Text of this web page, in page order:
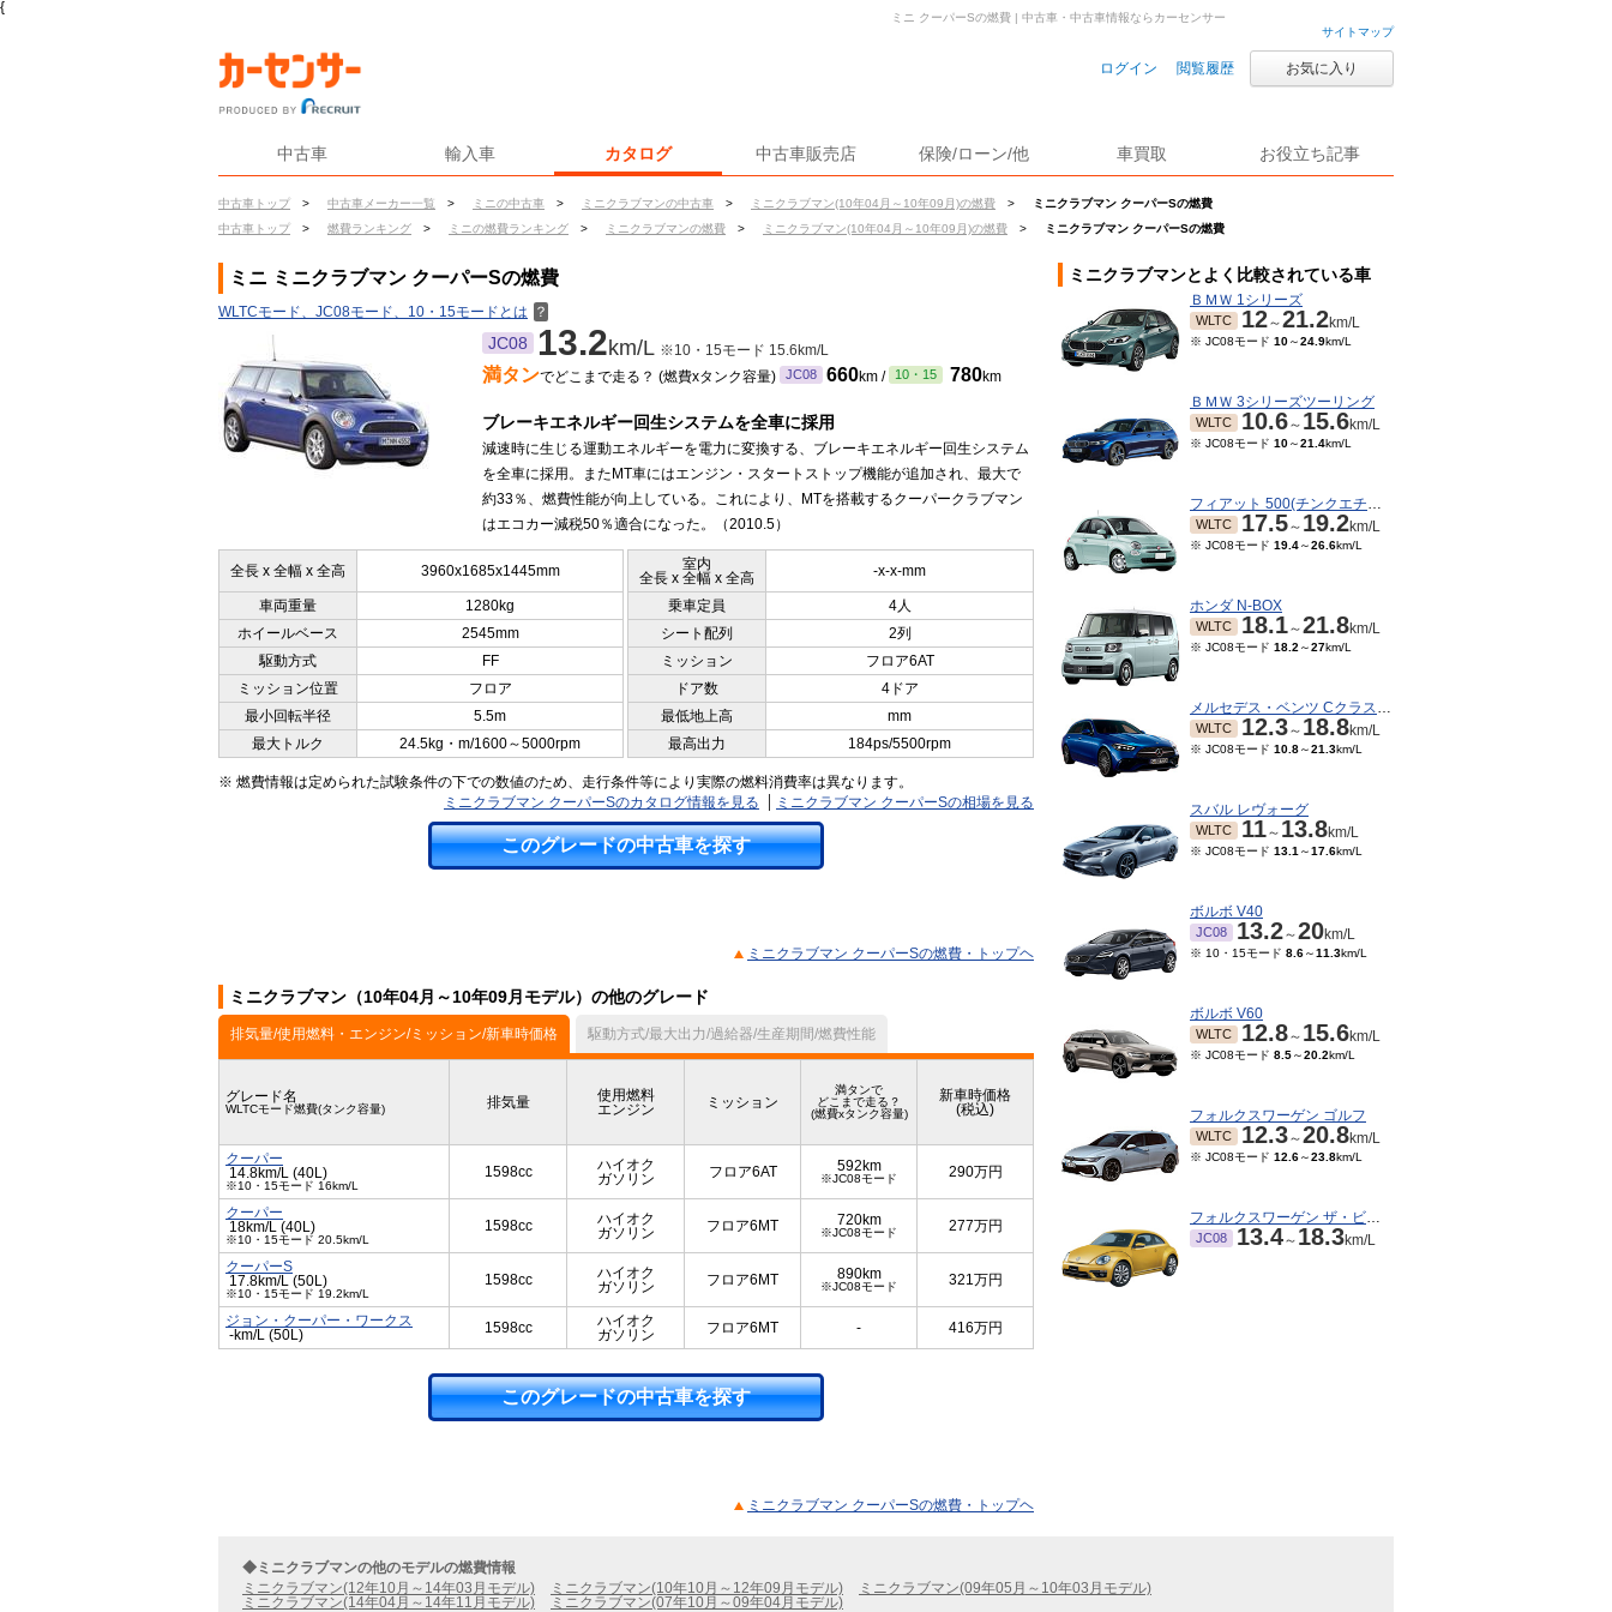
{
サイトマップ
ログイン 閲覧履歴 お気に入り
中古車 輸入車 カタログ 中古車販売店 保険/ローン/他 車買取 お役立ち記事
中古車トップ > 中古車メーカー一覧 > ミニの中古車 > ミニクラブマンの中古車 > ミニクラブマン(10年04月～10年09月)の燃費 >
ミニクラブマン クーパーSの燃費
中古車トップ
> 燃費ランキング > ミニの燃費ランキング > ミニクラブマンの燃費 > ミニクラブマン(10年04月～10年09月)の燃費 > ミニクラブマン クーパーSの燃費
ミニ クーパーSの燃費 | 中古車・中古車情報ならカーセンサー
ミニ ミニクラブマン クーパーSの燃費
WLTCモード、JC08モード、10・15モードとは ？
JC08 13.2km/L ※10・15モード 15.6km/L
満タンでどこまで走る？ (燃費xタンク容量) JC08 660km / 10・15 780km
ブレーキエネルギー回生システムを全車に採用
減速時に生じる運動エネルギーを電力に変換する、ブレーキエネルギー回生システム
を全車に採用。またMT車にはエンジン・スタートストップ機能が追加され、最大で
約33％、燃費性能が向上している。これにより、MTを搭載するクーパークラブマン
はエコカー減税50％適合になった。（2010.5）
全長 x 全幅 x 全高 3960x1685x1445mm
室内
全長 x 全幅 x 全高
-x-x-mm
車両重量 1280kg 乗車定員
4人
ホイールベース
2545mm シート配列
2列
駆動方式
FF ミッション
フロア6AT
ミッション位置
フロア ドア数
4ドア
最小回転半径
5.5m 最低地上高
mm
最大トルク
24.5kg・m/1600～5000rpm 最高出力 184ps/5500rpm
※ 燃費情報は定められた試験条件の下での数値のため、走行条件等により実際の燃料消費率は異なります。
ミニクラブマン クーパーSのカタログ情報を見る
ミニクラブマン クーパーSの相場を見る
このグレードの中古車を探す
ミニクラブマン クーパーSの燃費・トップヘ
ミニクラブマン（10年04月～10年09月モデル）の他のグレード
排気量/使用燃料・エンジン/ミッション/新車時価格 駆動方式/最大出力/過給器/生産期間/燃費性能
グレード名
WLTCモード燃費(タンク容量) 排気量
使用燃料
エンジン
ミッション
満タンで
どこまで走る？
(燃費xタンク容量)
新車時価格
(税込)
クーパー
14.8km/L (40L)
※10・15モード 16km/L
1598cc
ハイオク
ガソリン
フロア6AT 592km
※JC08モード 290万円
クーパー
18km/L (40L)
※10・15モード 20.5km/L
1598cc
ハイオク
ガソリン
フロア6MT 720km
※JC08モード 277万円
クーパーS
17.8km/L (50L)
※10・15モード 19.2km/L
1598cc
ハイオク
ガソリン
フロア6MT 890km
※JC08モード 321万円
ジョン・クーパー・ワークス
-km/L (50L)
1598cc
ハイオク
ガソリン
フロア6MT - 416万円
このグレードの中古車を探す
ミニクラブマン クーパーSの燃費・トップヘ
ミニクラブマンとよく比較されている車
ＢＭＷ 1シリーズ
WLTC 12～21.2km/L
※ JC08モード 10～24.9km/L
ＢＭＷ 3シリーズツーリング
WLTC 10.6～ 15.6km/L
※ JC08モード 10～21.4km/L
フィアット 500(チンクエチェント)
WLTC 17.5～ 19.2km/L
※ JC08モード 19.4～26.6km/L
ホンダ N-BOX
WLTC 18.1～21.8km/L
※ JC08モード 18.2 ～27km/L
メルセデス・ベンツ Cクラスワゴン
WLTC 12.3～ 18.8km/L
※ JC08モード 10.8～21.3km/L
スバル レヴォーグ
WLTC 11～ 13.8km/L
※ JC08モード 13.1 ～17.6km/L
ボルボ V40
JC08 13.2～20km/L
※ 10・15モード 8.6～11.3km/L
ボルボ V60
WLTC 12.8～ 15.6km/L
※ JC08モード 8.5～20.2km/L
フォルクスワーゲン ゴルフ
WLTC 12.3～20.8km/L
※ JC08モード 12.6～23.8km/L
フォルクスワーゲン ザ・ビートル
JC08 13.4～ 18.3km/L
◆ミニクラブマンの他のモデルの燃費情報
ミニクラブマン(12年10月～14年03月モデル)
ミニクラブマン(10年10月～12年09月モデル)
ミニクラブマン(09年05月～10年03月モデル)
ミニクラブマン(14年04月～14年11月モデル)
ミニクラブマン(07年10月～09年04月モデル)